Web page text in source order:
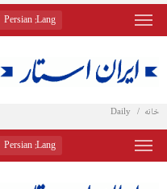
Lang
: Persian
خانه Daily
Lang
: Persian